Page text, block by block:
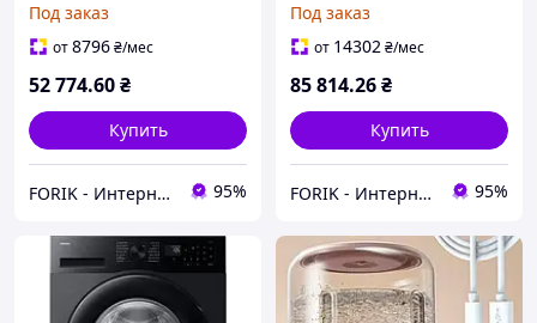
функциями AI, 9 кг, 1400
об/мин, удаленное
Под заказ
от8796₴/мес
52 774.60₴
Купить
FORIK - Интернет гипермаркет. 95%
функциями AI, 11 кг, 1400
об/мин, удаленное
Под заказ
от 14302₴/мес
85 814.26₴
Купить
FORIK - Интернет гипермаркет. 95%